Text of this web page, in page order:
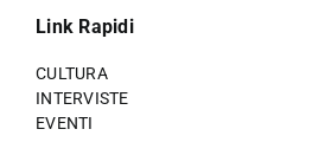
Link Rapidi
CULTURA
INTERVISTE
EVENTI